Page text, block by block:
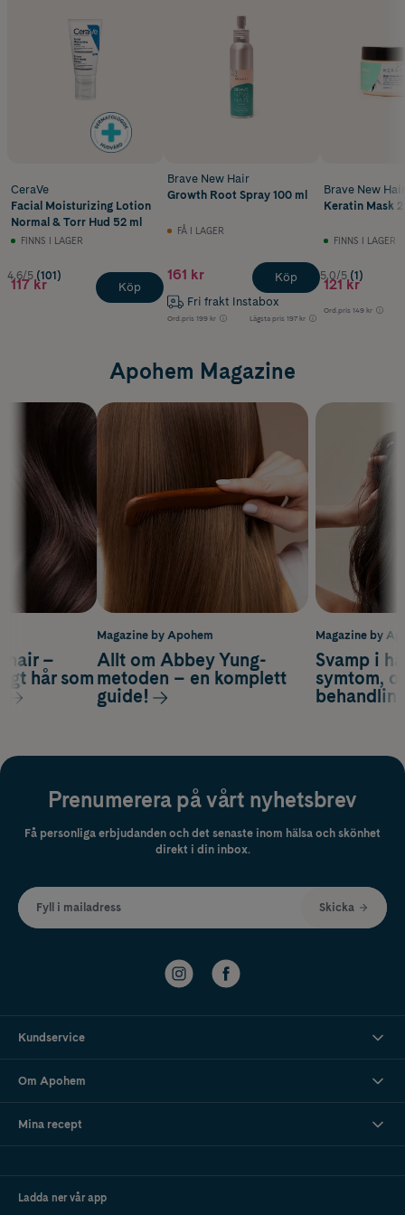
CeraVe
Facial Moisturizing Lotion
Normal & Torr Hud 52 ml
FINNS I LAGER
4.6/5 (101)
117 kr Köp
Brave New Hair
Growth Root Spray 100 ml
FÅ I LAGER
161 kr
Fri frakt Instabox
Ord.pris 199 kr Lägsta pris 197 kr
Köp
Brave New Hair
Keratin Mask
FINNS I LAGER
5.0/5 (1)
121 kr
Ord.pris 149 kr
Apohem Magazine
Magazine by
Svamp i
symtom,
hair –
hår som
Magazine by Apohem
Allt om Abbey Yung-
metoden – en komplett
guide!
Prenumerera på vårt nyhetsbrev
Få personliga erbjudanden och det senaste inom hälsa och skönhet
direkt i din inbox.
Fyll i mailadress Skicka
Kundservice
Om Apohem
Mina recept
Ladda ner vår app